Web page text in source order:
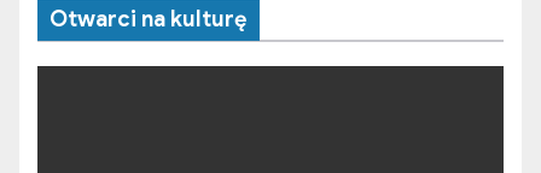
Otwarci na kulturę